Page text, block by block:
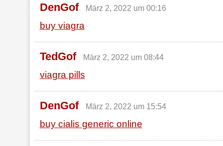
DenGof März 2, 2022 um 00:16
buy viagra
TedGof März 2, 2022 um 08:44
viagra pills
DenGof März 2, 2022 um 15:54
buy cialis generic online